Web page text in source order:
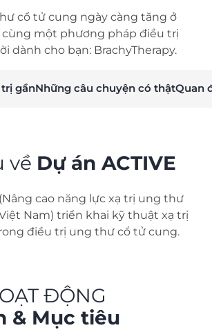
cổ tử cung ngày càng tăng ở
cùng một phương pháp điều trị
dành cho bạn: BrachyTherapy.
trị gầnNhững câu chuyện có thậtQuan
về Dự án ACTIVE
cao năng lực xạ trị ung thư
Nam) triển khai kỹ thuật xạ trị
điều trị ung thư cổ tử cung.
ĐỘNG
& Mục tiêu